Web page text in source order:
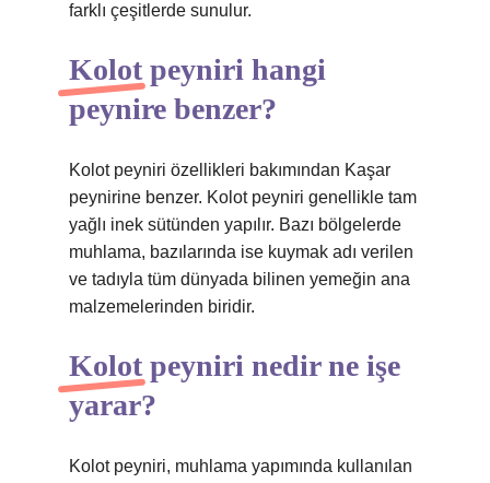
farklı çeşitlerde sunulur.
Kolot peyniri hangi
peynire benzer?
Kolot peyniri özellikleri bakımından Kaşar
peynirine benzer. Kolot peyniri genellikle tam
yağlı inek sütünden yapılır. Bazı bölgelerde
muhlama, bazılarında ise kuymak adı verilen
ve tadıyla tüm dünyada bilinen yemeğin ana
malzemelerinden biridir.
Kolot peyniri nedir ne işe
yarar?
Kolot peyniri, muhlama yapımında kullanılan